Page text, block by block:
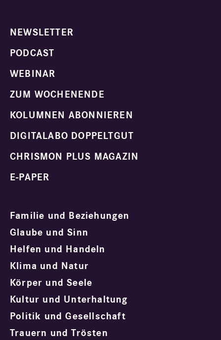
NEWSLETTER
PODCAST
WEBINAR
ZUM WOCHENENDE
KOLUMNEN ABONNIEREN
DIGITALABO DOPPELTGUT
CHRISMON PLUS MAGAZIN
E-PAPER
Familie und Beziehungen
Glaube und Sinn
Helfen und Handeln
Klima und Natur
Körper und Seele
Kultur und Unterhaltung
Politik und Gesellschaft
Trauern und Trösten